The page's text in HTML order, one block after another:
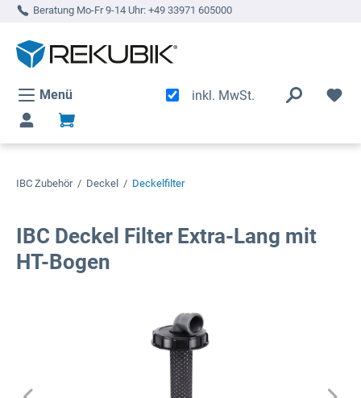
springen
Beratung Mo-Fr 9-14 Uhr: +49 33971 605000
Menü inkl. MwSt.
IBC Zubehör / Deckel / Deckelfilter
IBC Deckel Filter Extra-Lang mit
HT-Bogen